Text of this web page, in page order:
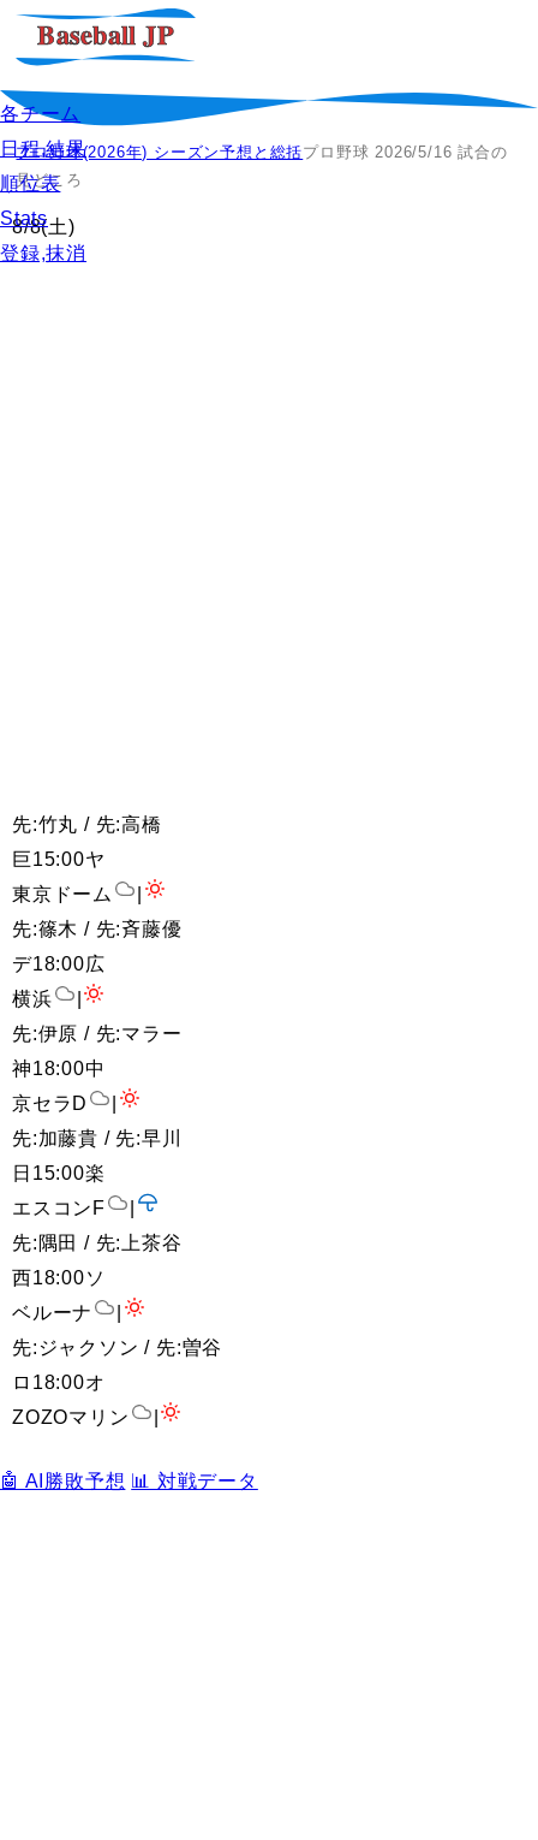
各チーム
日程,結果
順位表
Stats
登録,抹消
プロ野球(2026年) シーズン予想と総括プロ野球 2026/5/16 試合の
見どころ
8/8(土)
先:竹丸 / 先:高橋
巨15:00ヤ
東京ドーム
先:篠木 / 先:斉藤優
デ18:00広
横浜
先:伊原 / 先:マラー
神18:00中
京セラD
先:加藤貴 / 先:早川
日 15:00楽
エスコンF
先:隅田 / 先:上茶谷
西18:00ソ
ベルーナ
先:ジャクソン / 先:曽谷
ロ 18:00オ
ZOZOマリン
🤖 AI勝敗予想 📊 対戦データ